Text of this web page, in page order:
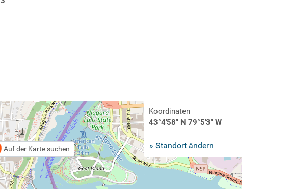
Auf der Karte suchen
Koordinaten
43°4'58" N 79°5'3" W
» Standort ändern